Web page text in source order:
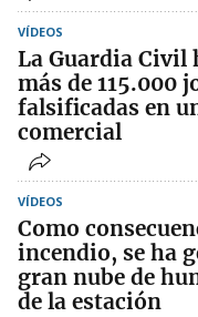
VÍDEOS
La Guardia Civil
más de 115.000
falsificadas en
comercial
VÍDEOS
Como
incendio, se ha
gran nube de
de la estación